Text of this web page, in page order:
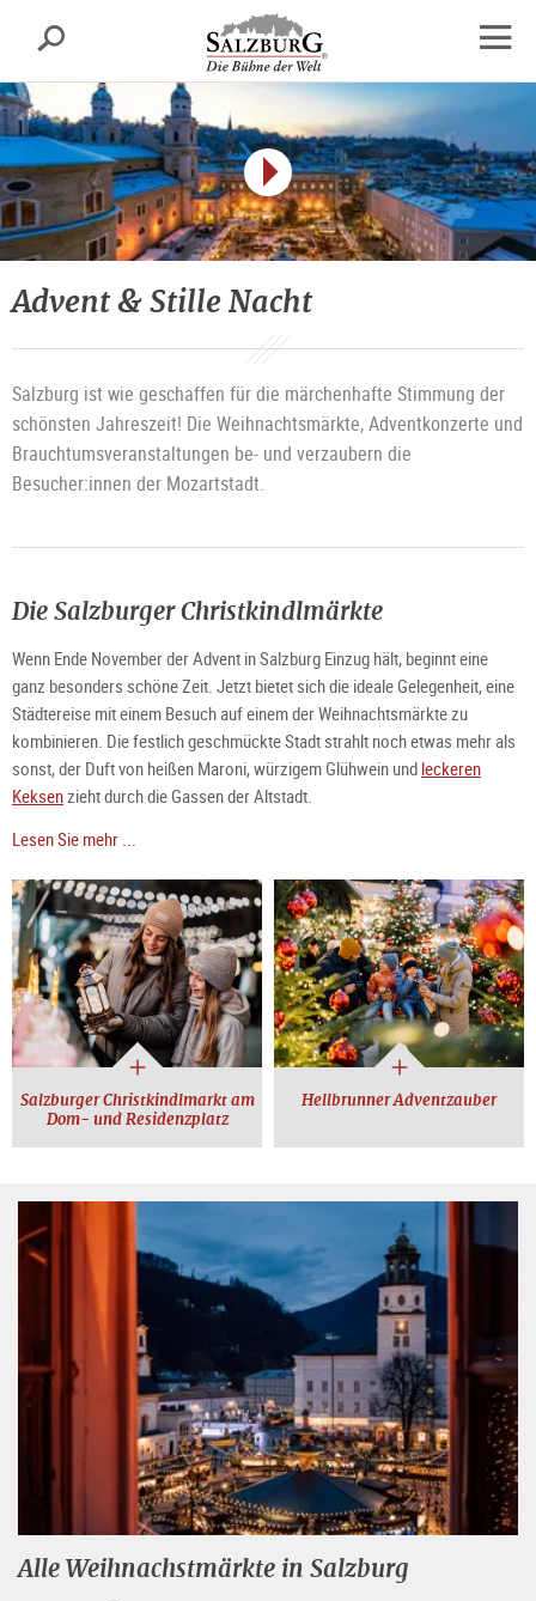
sr.skipnav.Zum
Inhalt
springen
sr.skipnav.Zum
Hauptmenü
springen
sr.skipnav.Zu
den
Kontaktinformationen
Suche
Advent & Stille Nacht
Salzburg ist wie geschaffen für die märchenhafte Stimmung der
schönsten Jahreszeit! Die Weihnachtsmärkte, Adventkonzerte und
Brauchtumsveranstaltungen be- und verzaubern die
Besucher:innen der Mozartstadt.
Die Salzburger Christkindlmärkte
Wenn Ende November der Advent in Salzburg Einzug hält, beginnt eine
ganz besonders schöne Zeit. Jetzt bietet sich die ideale Gelegenheit, eine
Städtereise mit einem Besuch auf einem der Weihnachtsmärkte zu
kombinieren. Die festlich geschmückte Stadt strahlt noch etwas mehr als
sonst, der Duft von heißen Maroni, würzigem Glühwein und leckeren
Keksenzieht durch die Gassen der Altstadt.
Lesen Sie mehr ...
Salzburger Christkindlmarkt am
Dom- und Residenzplatz
Hellbrunner Adventzauber
Alle Weihnachstmärkte in Salzburg